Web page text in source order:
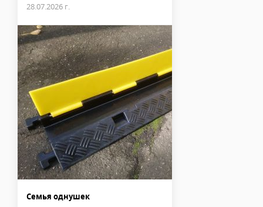
28.07.2026 г.
Семья однушек